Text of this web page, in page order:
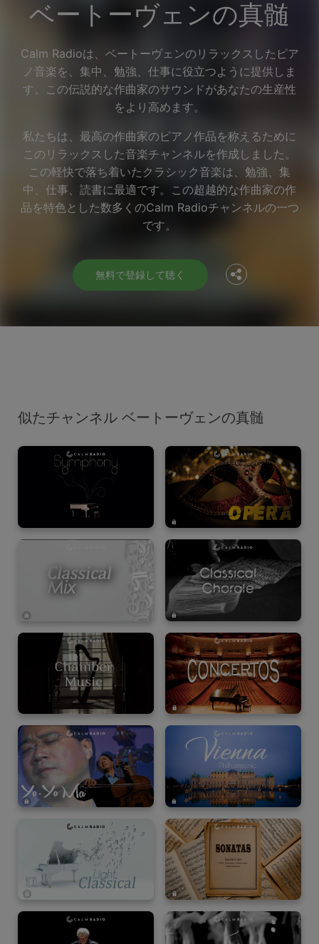
ベートーヴェンの真髄
Calm Radioは、ベートーヴェンのリラックスしたピア
ノ音楽を、集中、勉強、仕事に役立つように提供しま
す。この伝説的な作曲家のサウンドがあなたの生産性
をより高めます。
私たちは、最高の作曲家のピアノ作品を称えるために
このリラックスした音楽チャンネルを作成しました。
この軽快で落ち着いたクラシック音楽は、勉強、集
中、仕事、読書に最適です。この超越的な作曲家の作
品を特色とした数多くのCalm Radioチャンネルの一つ
です。
無料で登録して聴く
Facebook
似たチャンネル ベートーヴェンの真髄